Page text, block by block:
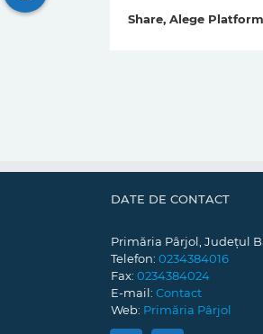
Share, Alege
DATE DE CONTACT
Primăria Pârjol, Județul
Telefon: 0234384016
Fax: 0234384024
E-mail: Contact
Web: Primăria Pârjol